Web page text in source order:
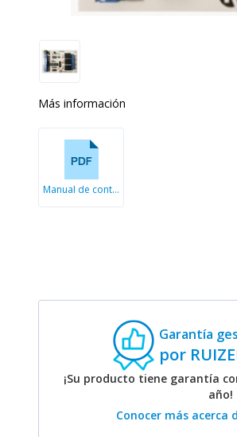
Más información
Manual de control de puertas
Garantía
por
¡Su producto tiene garantía
año!
Conocer más acerca